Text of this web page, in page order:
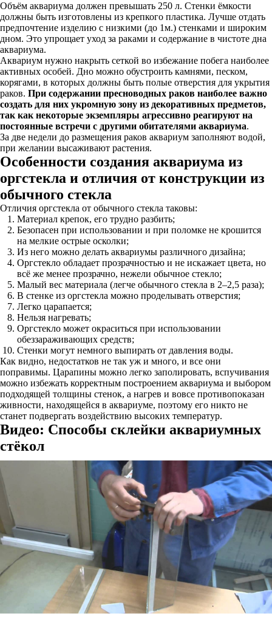
Объём аквариума должен превышать 250 л. Стенки ёмкости
должны быть изготовлены из крепкого пластика. Лучше отдать
предпочтение изделию с низкими (до 1м.) стенками и широким
дном. Это упрощает уход за раками и содержание в чистоте дна
аквариума.
Аквариум нужно накрыть сеткой во избежание побега наиболее
активных особей. Дно можно обустроить камнями, песком,
корягами, в которых должны быть полые отверстия для укрытия
раков. При содержании пресноводных раков наиболее важно
создать для них укромную зону из декоративных предметов,
так как некоторые экземпляры агрессивно реагируют на
постоянные встречи с другими обитателями аквариума.
За две недели до размещения раков аквариум заполняют водой,
при желании высаживают растения.
Особенности создания аквариума из
оргстекла и отличия от конструкции из
обычного стекла
Отличия оргстекла от обычного стекла таковы:
Материал крепок, его трудно разбить;
Безопасен при использовании и при поломке не крошится
на мелкие острые осколки;
Из него можно делать аквариумы различного дизайна;
Оргстекло обладает прозрачностью и не искажает цвета, но
всё же менее прозрачно, нежели обычное стекло;
Малый вес материала (легче обычного стекла в 2–2,5 раза);
В стенке из оргстекла можно проделывать отверстия;
Легко царапается;
Нельзя нагревать;
Оргстекло может окраситься при использовании
обеззараживающих средств;
Стенки могут немного выпирать от давления воды.
Как видно, недостатков не так уж и много, и все они
поправимы. Царапины можно легко заполировать, вспучивания
можно избежать корректным построением аквариума и выбором
подходящей толщины стенок, а нагрев и вовсе противопоказан
живности, находящейся в аквариуме, поэтому его никто не
станет подвергать воздействию высоких температур.
Видео: Способы склейки аквариумных
стёкол